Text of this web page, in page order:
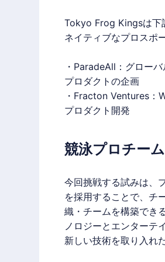
Tokyo Frog Kingsは下
ネイティブなプロスポ
・ ParadeAll ：グロー
プロダクトの企画
・Fracton Ventures：
プロダクト開発
競泳プロチー
今回挑戦する試みは、
を採用することで、チ
織・チームを構築でき
ノロジーとエンターテ
新しい技術を取り入れ